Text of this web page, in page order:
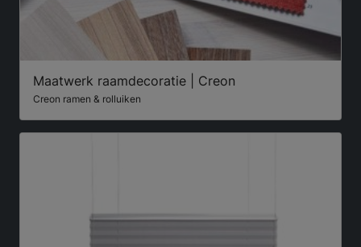
Maatwerk raamdecoratie | Creon
Creon ramen & rolluiken